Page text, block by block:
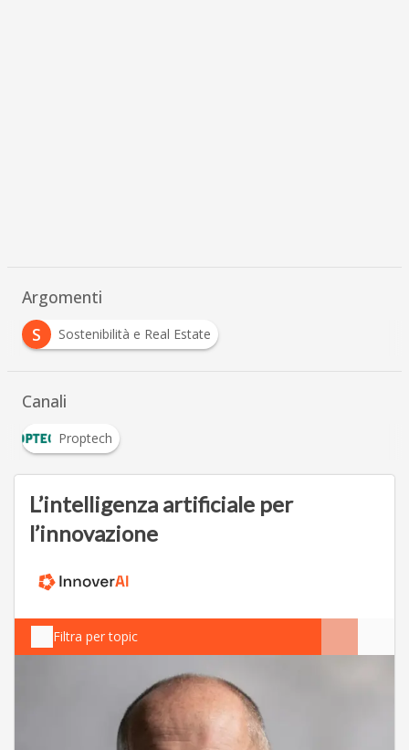
Argomenti
S
Sostenibilità e Real Estate
Canali
Proptech
L’intelligenza artificiale per
l’innovazione
Filtra per topic